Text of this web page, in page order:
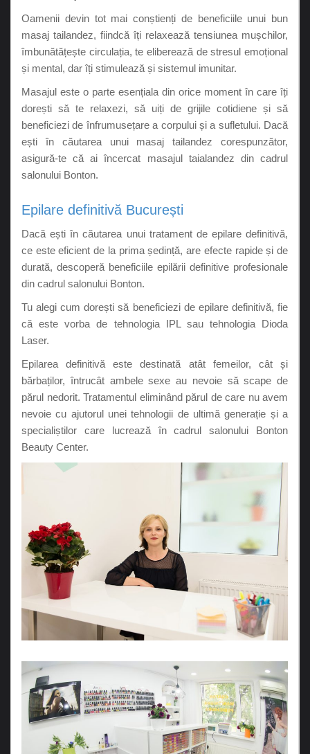
Oamenii devin tot mai conștienți de beneficiile unui bun
masaj tailandez, fiindcă îți relaxează tensiunea mușchilor,
îmbunătățește circulația, te eliberează de stresul emoțional
și mental, dar îți stimulează și sistemul imunitar.
Masajul este o parte esențiala din orice moment în care îți
dorești să te relaxezi, să uiți de grijile cotidiene și să
beneficiezi de înfrumusețare a corpului și a sufletului. Dacă
ești în căutarea unui masaj tailandez corespunzător,
asigură-te că ai încercat masajul taialandez din cadrul
salonului Bonton.
Epilare definitivă București
Dacă ești în căutarea unui tratament de epilare definitivă,
ce este eficient de la prima ședință, are efecte rapide și de
durată, descoperă beneficiile epilării definitive profesionale
din cadrul salonului Bonton.
Tu alegi cum dorești să beneficiezi de epilare definitivă, fie
că este vorba de tehnologia IPL sau tehnologia Dioda
Laser.
Epilarea definitivă este destinată atât femeilor, cât și
bărbaților, întrucât ambele sexe au nevoie să scape de
părul nedorit. Tratamentul eliminând părul de care nu avem
nevoie cu ajutorul unei tehnologii de ultimă generație și a
specialiștilor care lucrează în cadrul salonului Bonton
Beauty Center.